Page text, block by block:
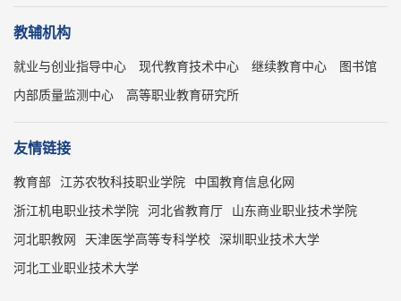
教辅机构
就业与创业指导中心 现代教育技术中心 继续教育中心
图书馆
内部质量监测中心
高等职业教育研究所
友情链接
教育部 江苏农牧科技职业学院 中国教育信息化网
浙江机电职业技术学院 河北省教育厅 山东商业职业技术学院
河北职教网 天津医学高等专科学校 深圳职业技术大学
河北工业职业技术大学